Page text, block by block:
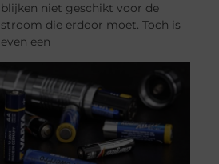
blijken niet geschikt voor de
stroom die erdoor moet. Toch is
even een